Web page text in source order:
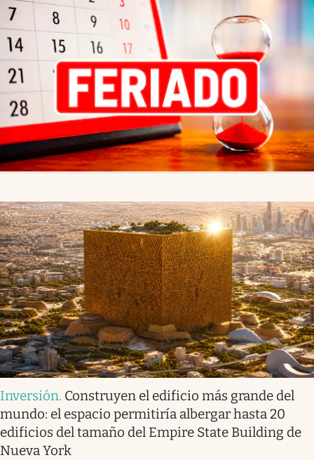
Inversión. Construyen el edificio más grande del
mundo: el espacio permitiría albergar hasta 20
edificios del tamaño del Empire State Building de
Nueva York